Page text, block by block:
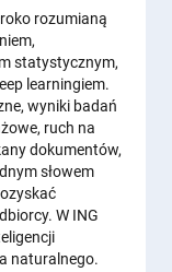
rozumianą
statystycznym,
learningiem.
wyniki badań
ruch na
dokumentów,
słowem
W ING
naturalnego.